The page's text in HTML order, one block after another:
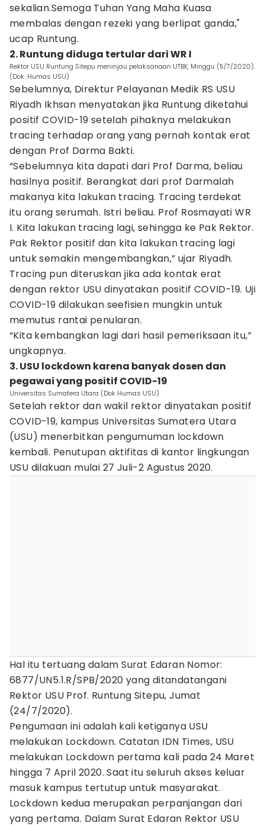
sekalian.Semoga Tuhan Yang Maha Kuasa
membalas dengan rezeki yang berlipat ganda,"
ucap Runtung.
2. Runtung diduga tertular dari WR I
Rektor USU Runtung Sitepu meninjau pelaksanaan UTBK, Minggu (5/7/2020).
(Dok. Humas USU)
Sebelumnya, Direktur Pelayanan Medik RS USU
Riyadh Ikhsan menyatakan jika Runtung diketahui
positif COVID-19 setelah pihaknya melakukan
tracing terhadap orang yang pernah kontak erat
dengan Prof Darma Bakti.
“Sebelumnya kita dapati dari Prof Darma, beliau
hasilnya positif. Berangkat dari prof Darmalah
makanya kita lakukan tracing. Tracing terdekat
itu orang serumah. Istri beliau. Prof Rosmayati WR
I. Kita lakukan tracing lagi, sehingga ke Pak Rektor.
Pak Rektor positif dan kita lakukan tracing lagi
untuk semakin mengembangkan,” ujar Riyadh.
Tracing pun diteruskan jika ada kontak erat
dengan rektor USU dinyatakan positif COVID-19. Uji
COVID-19 dilakukan seefisien mungkin untuk
memutus rantai penularan.
“Kita kembangkan lagi dari hasil pemeriksaan itu,”
ungkapnya.
3. USU lockdown karena banyak dosen dan
pegawai yang positif COVID-19
Universitas Sumatera Utara (Dok Humas USU)
Setelah rektor dan wakil rektor dinyatakan positif
COVID-19, kampus Universitas Sumatera Utara
(USU) menerbitkan pengumuman lockdown
kembali. Penutupan aktifitas di kantor lingkungan
USU dilakuan mulai 27 Juli-2 Agustus 2020.
Hal itu tertuang dalam Surat Edaran Nomor:
6877/UN5.1.R/SPB/2020 yang ditandatangani
Rektor USU Prof. Runtung Sitepu, Jumat
(24/7/2020).
Pengumaan ini adalah kali ketiganya USU
melakukan Lockdown. Catatan IDN Times, USU
melakukan Lockdown pertama kali pada 24 Maret
hingga 7 April 2020. Saat itu seluruh akses keluar
masuk kampus tertutup untuk masyarakat.
Lockdown kedua merupakan perpanjangan dari
yang pertama. Dalam Surat Edaran Rektor USU